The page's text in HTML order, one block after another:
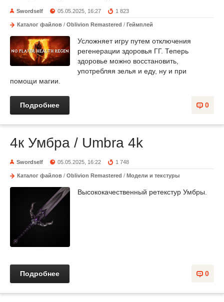
Swordself 05.05.2025, 16:27 1 823
Каталог файлов / Oblivion Remastered / Геймплей
Усложняет игру путем отключения
регенерации здоровья ГГ. Теперь
здоровье можно восстановить,
употребляя зелья и еду, ну и при
помощи магии.
0
Подробнее
4к Умбра / Umbra 4k
Swordself 05.05.2025, 16:22 1 748
Каталог файлов / Oblivion Remastered / Модели и текстуры
Высококачественный ретекстур Умбры.
0
Подробнее